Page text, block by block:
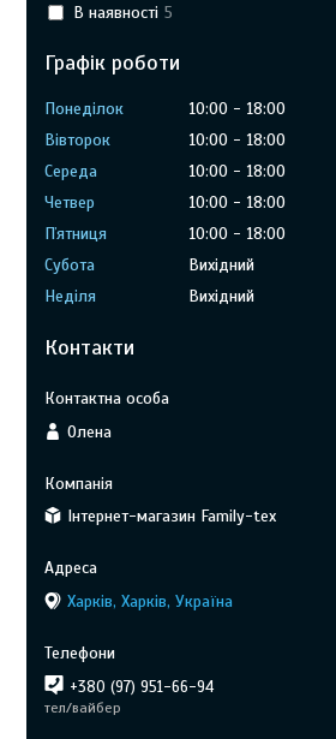
В наявності 5
Графік роботи
Понеділок 10:00
18:00
Вівторок
10:00
18:00
Середа
10:00
18:00
Четвер
10:00
18:00
Пʼятниця
10:00
18:00
Субота
Вихідний
Неділя
Вихідний
Контакти
Олена
Інтернет-магазин Family-tex
Харків, Харків, Україна
+380 (97) 951-66-94
тел/вайбер